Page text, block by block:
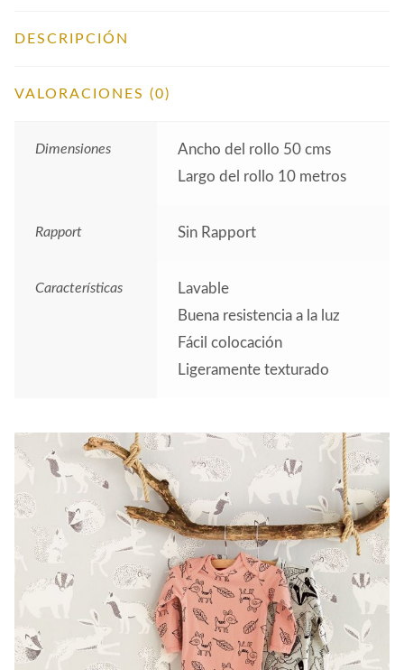
DESCRIPCIÓN
VALORACIONES (0)
Dimensiones
Ancho del rollo 50 cms
Largo del rollo 10 metros
Rapport Sin Rapport
Características
Lavable
Buena resistencia a la luz
Fácil colocación
Ligeramente texturado